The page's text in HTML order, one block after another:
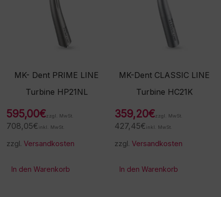
MK- Dent PRIME LINE
Turbine HP21NL
595,00€zzgl. MwSt.
708,05€ inkl. MwSt.
zzgl.Versandkosten
In den Warenkorb
MK-Dent CLASSIC LINE
Turbine HC21K
359,20€zzgl. MwSt.
427,45€ inkl. MwSt.
zzgl.Versandkosten
In den Warenkorb